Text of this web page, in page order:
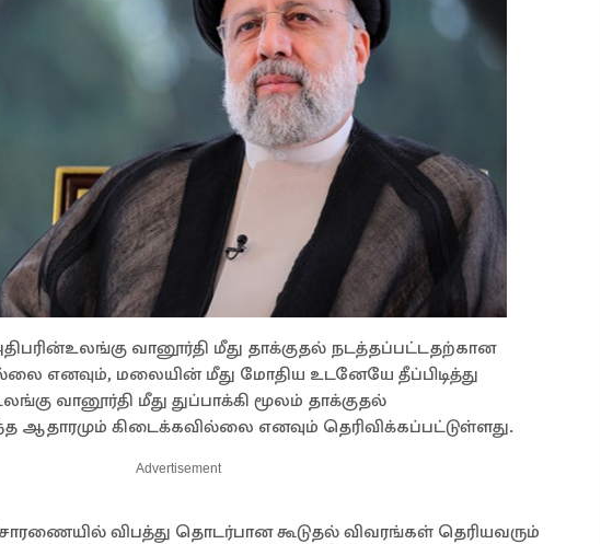
வானூர்தி மீது தாக்குதல் நடத்தப்பட்டதற்கான
எனவும், மலையின் மீது மோதிய உடனேயே தீப்பிடித்து
வானூர்தி மீது துப்பாக்கி மூலம் தாக்குதல்
ஆதாரமும் கிடைக்கவில்லை எனவும் தெரிவிக்கப்பட்டுள்ளது.
Advertisement
விபத்து தொடர்பான கூடுதல் விவரங்கள் தெரியவரும்